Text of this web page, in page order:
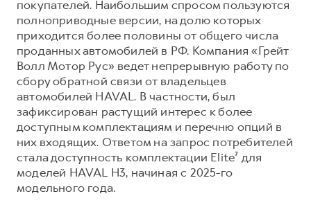
покупателей. Наибольшим спросом пользуются
полноприводные версии, на долю которых
приходится более половины от общего числа
проданных автомобилей в РФ. Компания «Грейт
Волл Мотор Рус» ведет непрерывную работу по
сбору обратной связи от владельцев
автомобилей HAVAL. В частности, был
зафиксирован растущий интерес к более
доступным комплектациям и перечню опций в
них входящих. Ответом на запрос потребителей
стала доступность комплектации Elite⁷ для
моделей HAVAL H3, начиная с 2025-го
модельного года.